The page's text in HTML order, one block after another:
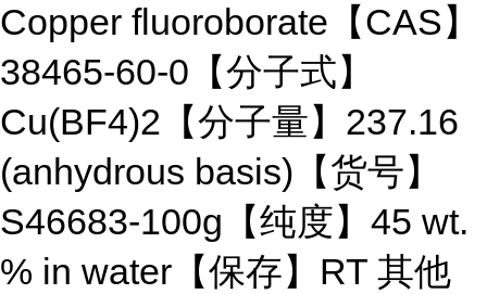
Copper fluoroborate【CAS】
38465-60-0【分子式】
Cu(BF4)2【分子量】237.16
(anhydrous basis)【货号】
S46683-100g【纯度】45 wt.
% in water【保存】RT 其他